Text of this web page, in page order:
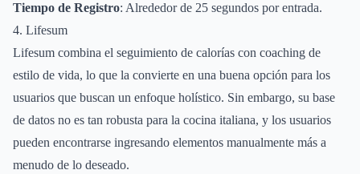
Tiempo de Registro: Alrededor de 25 segundos por entrada.
4. Lifesum
Lifesum combina el seguimiento de calorías con coaching de
estilo de vida, lo que la convierte en una buena opción para los
usuarios que buscan un enfoque holístico. Sin embargo, su base
de datos no es tan robusta para la cocina italiana, y los usuarios
pueden encontrarse ingresando elementos manualmente más a
menudo de lo deseado.